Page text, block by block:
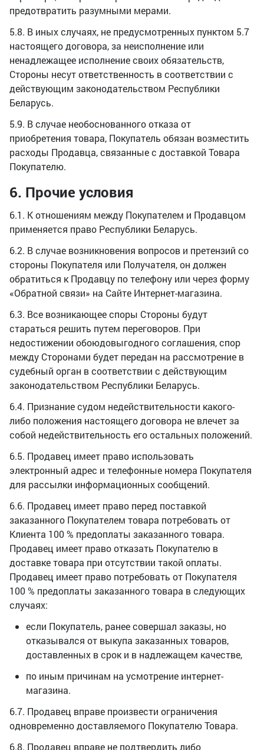
предотвратить разумными мерами.
5.8. В иных случаях, не предусмотренных пунктом 5.7
настоящего договора, за неисполнение или
ненадлежащее исполнение своих обязательств,
Стороны несут ответственность в соответствии с
действующим законодательством Республики
Беларусь.
5.9. В случае необоснованного отказа от
приобретения товара, Покупатель обязан возместить
расходы Продавца, связанные с доставкой Товара
Покупателю.
6. Прочие условия
6.1. К отношениям между Покупателем и Продавцом
применяется право Республики Беларусь.
6.2. В случае возникновения вопросов и претензий со
стороны Покупателя или Получателя, он должен
обратиться к Продавцу по телефону или через форму
«Обратной связи» на Сайте Интернет-магазина.
6.3. Все возникающее споры Стороны будут
стараться решить путем переговоров. При
недостижении обоюдовыгодного соглашения, спор
между Сторонами будет передан на рассмотрение в
судебный орган в соответствии с действующим
законодательством Республики Беларусь.
6.4. Признание судом недействительности какого-
либо положения настоящего договора не влечет за
собой недействительность его остальных положений.
6.5. Продавец имеет право использовать
электронный адрес и телефонные номера Покупателя
для рассылки информационных сообщений.
6.6. Продавец имеет право перед поставкой
заказанного Покупателем товара потребовать от
Клиента 100 % предоплаты заказанного товара.
Продавец имеет право отказать Покупателю в
доставке товара при отсутствии такой оплаты.
Продавец имеет право потребовать от Покупателя
100 % предоплаты заказанного товара в следующих
случаях:
если Покупатель, ранее совершал заказы, но
отказывался от выкупа заказанных товаров,
доставленных в срок и в надлежащем качестве,
по иным причинам на усмотрение интернет-
магазина.
6.7. Продавец вправе произвести ограничения
одновременно доставляемого Покупателю Товара.
6.8. Продавец вправе не подтвердить либо